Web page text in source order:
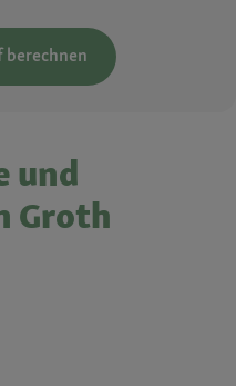
berechnen
und
Groth